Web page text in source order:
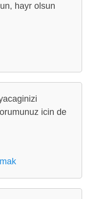
hayr olsun
icin de